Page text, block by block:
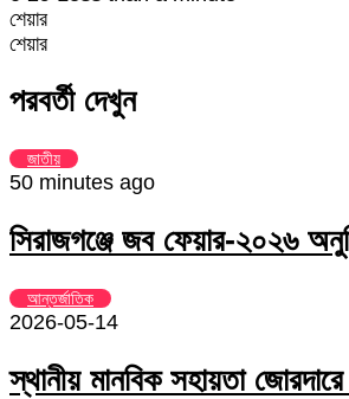
শেয়ার
Facebook
Twitter
LinkedIn
Skype
Messenger
Messenger
WhatsApp
Telegram
Share
Email
প্রিন্ট
শেয়ার
via
Email
পরবর্তী দেখুন
জাতীয়
50 minutes ago
সিরাজগঞ্জে জব ফেয়ার-২০২৬
আন্তর্জাতিক
2026-05-14
স্থানীয় মানবিক সহায়তা